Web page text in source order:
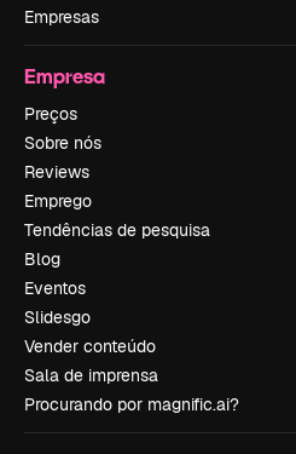
Empresas
Empresa
Preços
Sobre nós
Reviews
Emprego
Tendências de pesquisa
Blog
Eventos
Slidesgo
Vender conteúdo
Sala de imprensa
Procurando por magnific.ai?